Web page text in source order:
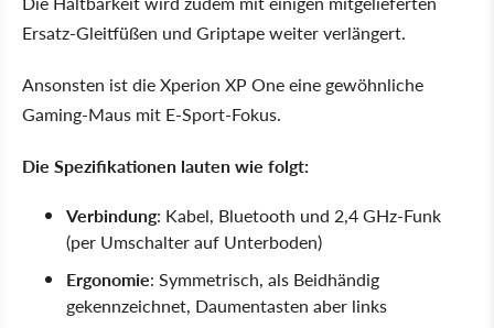
Ersatz-Gleitfüßen und Griptape weiter verlängert.
Ansonsten ist die Xperion XP One eine gewöhnliche
Gaming-Maus mit E-Sport-Fokus.
Die Spezifikationen lauten wie folgt:
Verbindung: Kabel, Bluetooth und 2,4 GHz-Funk
(per Umschalter auf Unterboden)
Ergonomie: Symmetrisch, als Beidhändig
gekennzeichnet, Daumentasten aber links